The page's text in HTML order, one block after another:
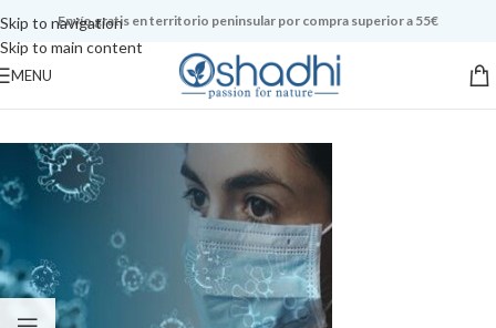
Skip to navigation
Skip to main content
Envío gratis en territorio peninsular por compra superior a 55€
MENU